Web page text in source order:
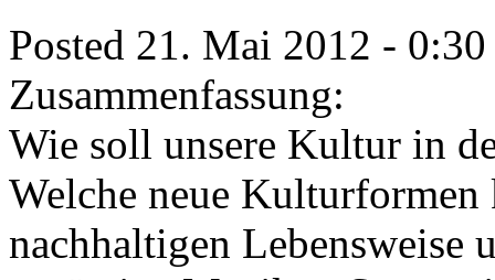
Posted 21. Mai 2012 -
Zusammenfassung:
Wie soll unsere Kultur in
Welche neue Kulturformen
nachhaltigen Lebensweise